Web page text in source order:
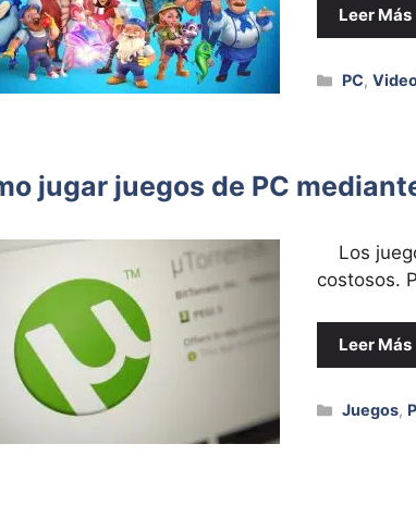
Leer Más
PC,
jugar juegos de PC
Los
costosos.
Leer Más
Juegos,